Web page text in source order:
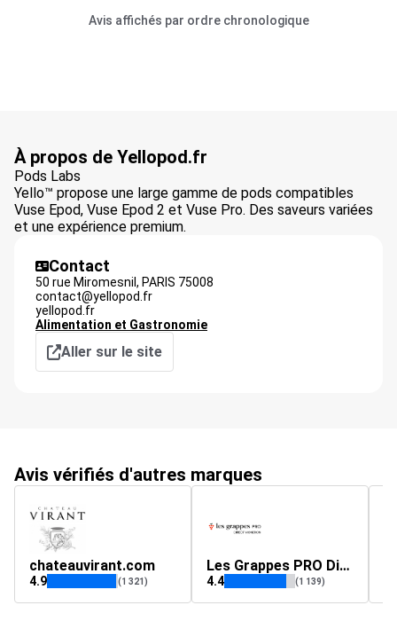
Avis affichés par ordre chronologique
À propos de Yellopod.fr
Pods Labs
Yello™ propose une large gamme de pods compatibles
Vuse Epod, Vuse Epod 2 et Vuse Pro. Des saveurs variées
et une expérience premium.
Contact
50 rue Miromesnil, PARIS 75008
contact@yellopod.fr
yellopod.fr
Alimentation et Gastronomie
Aller sur le site
Avis vérifiés d'autres marques
chateauvirant.com
4.9 (1 321)
Les Grappes PRO Direct Vigneron
4.4 (1 139)